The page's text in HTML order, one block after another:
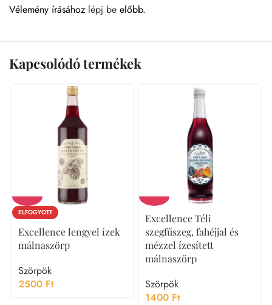
Vélemény írásához lépj be előbb.
Kapcsolódó termékek
ELFOGYOTT
Excellence lengyel ízek
málnaszörp
Szörpök
2500 Ft
Excellence Téli
szegfűszeg, fahéjjal és
mézzel ízesített
málnaszörp
Szörpök
1400 Ft